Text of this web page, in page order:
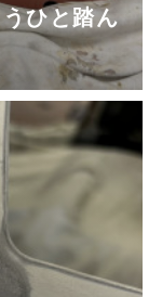
ひと踏ん